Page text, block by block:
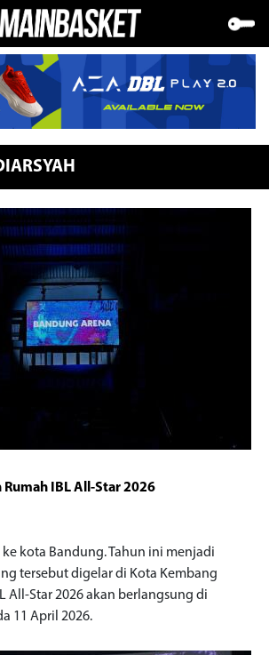
Rumah IBL All-Star 2026
ke kota Bandung. Tahun ini menjadi
tersebut digelar di Kota Kembang
All-Star 2026 akan berlangsung di
11 April 2026.